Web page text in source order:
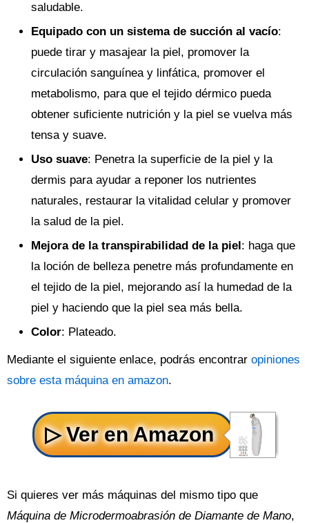
saludable.
Equipado con un sistema de succión al vacío:
puede tirar y masajear la piel, promover la
circulación sanguínea y linfática, promover el
metabolismo, para que el tejido dérmico pueda
obtener suficiente nutrición y la piel se vuelva más
tensa y suave.
Uso suave: Penetra la superficie de la piel y la
dermis para ayudar a reponer los nutrientes
naturales, restaurar la vitalidad celular y promover
la salud de la piel.
Mejora de la transpirabilidad de la piel: haga que
la loción de belleza penetre más profundamente en
el tejido de la piel, mejorando así la humedad de la
piel y haciendo que la piel sea más bella.
Color: Plateado.
Mediante el siguiente enlace, podrás encontrar opiniones
sobre esta máquina en amazon.
Si quieres ver más máquinas del mismo tipo que
Máquina de Microdermoabrasión de Diamante de Mano,